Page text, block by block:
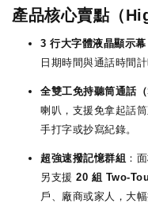
產品核心賣點（
3 行大字體液晶顯示幕
日期時間與通話時間
全雙工免持聽筒通話
喇叭，支援免拿起話
手打字或抄寫紀錄。
超強速撥記憶群組 ：
另支援 20 組 Two-
戶、廠商或家人，大幅